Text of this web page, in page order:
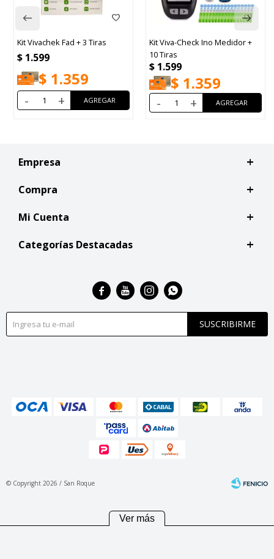
Kit Viva-Check Ino Medidor +
10 Tiras
$ 1.359
- +
Audífono Beurer HA 50
$
$ 2.542
- +
Empresa
Compra
Mi Cuenta
Categorías Destacadas
SUSCRIBIRME
   
© Copyright 2026 / San Roque
Ver más